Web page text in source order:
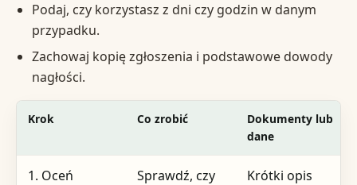
Podaj, czy korzystasz z dni czy godzin w danym
przypadku.
Zachowaj kopię zgłoszenia i podstawowe dowody
nagłości.
Krok Co zrobić
Dokumenty lub
dane
1. Oceń
Sprawdź, czy
Krótki opis